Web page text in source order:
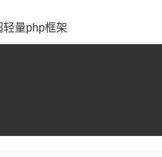
轻量php框架